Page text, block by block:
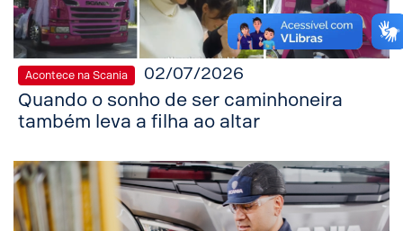
Acontece na Scania 02/07/2026
Quando o sonho de ser caminhoneira
também leva a filha ao altar